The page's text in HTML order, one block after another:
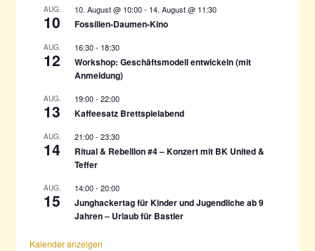
AUG.
10
10. August @ 10:00- 14. August @ 11:30
Fossilien-Daumen-Kino
AUG.
12
16:30- 18:30
Workshop: Geschäftsmodell entwickeln (mit
Anmeldung)
AUG.
13
19:00-22:00
Kaffeesatz Brettspielabend
AUG.
14
21:00-23:30
Ritual & Rebellion #4 – Konzert mit BK United &
Teffer
AUG.
15
14:00-20:00
Junghackertag für Kinder und Jugendliche ab 9
Jahren – Urlaub für Bastler
Kalender anzeigen